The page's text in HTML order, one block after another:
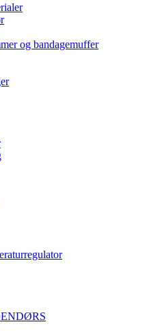
og bandagemuffer